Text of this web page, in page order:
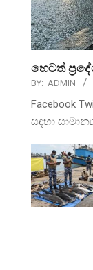
හෙටත්
BY: ADMIN
Facebook
සඳහා